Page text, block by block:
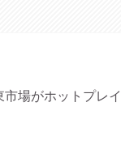
場がホットプレ